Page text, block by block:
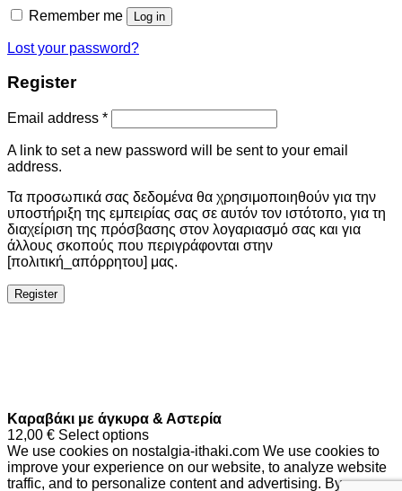
Remember me Log in
Lost your password?
Register
Email address *
A link to set a new password will be sent to your email
address.
Τα προσωπικά σας δεδομένα θα χρησιμοποιηθούν για την
υποστήριξη της εμπειρίας σας σε αυτόν τον ιστότοπο, για τη
διαχείριση της πρόσβασης στον λογαριασμό σας και για
άλλους σκοπούς που περιγράφονται στην
[πολιτική_απόρρητου] μας.
Register
Καραβάκι με άγκυρα & Αστερία
12,00 € Select options
We use cookies on nostalgia-ithaki.com We use cookies to
improve your experience on our website, to analyze website
traffic, and to personalize content and advertising. By